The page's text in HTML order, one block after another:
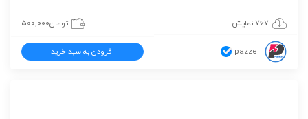
767 نمایش تومان500,000
pazzel افزودن به سبد خرید